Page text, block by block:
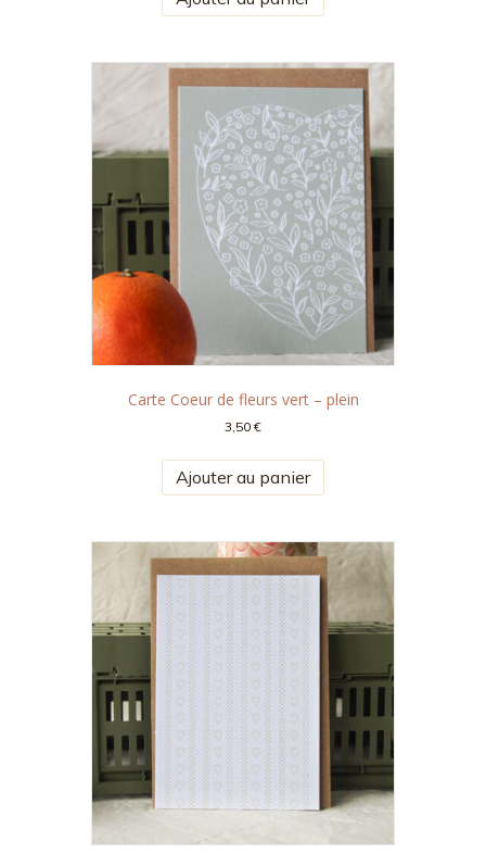
Carte Coeur de fleurs vert – plein
3,50€
Ajouter au panier